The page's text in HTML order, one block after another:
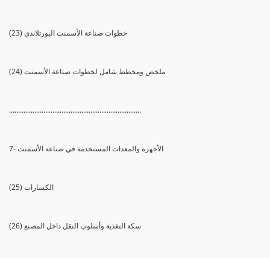
(23) خطوات صناعة الأسمنت البورتلاندي
(24) ملخص ومخطط شامل لخطوات صناعة الأسمنت
.........................................................................
7- الأجهزة والمعدات المستخدمة في صناعة الأسمنت
(25) الكسارات
(26) سكة التغذية وأسلوب النقل داخل المصنع